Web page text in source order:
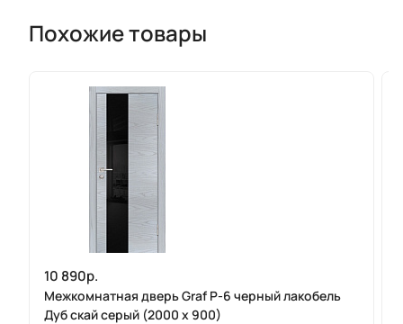
Похожие товары
10 890р.
Межкомнатная дверь Graf P-6 черный лакобель
Дуб скай серый (2000 х 900)